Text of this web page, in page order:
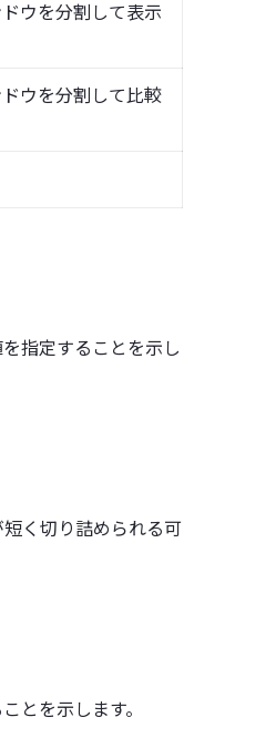
ウを分割して表示
ウを分割して比較
指定することを示し
く切り詰められる可
とを示します。